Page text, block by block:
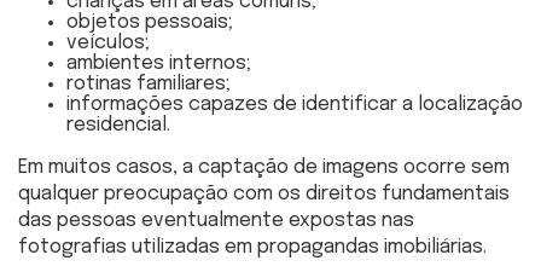
objetos pessoais;
veículos;
ambientes internos;
rotinas familiares;
informações capazes de identificar a localização
residencial.
Em muitos casos, a captação de imagens ocorre sem
qualquer preocupação com os direitos fundamentais
das pessoas eventualmente expostas nas
fotografias utilizadas em propagandas imobiliárias.